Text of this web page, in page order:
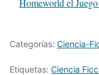
Homeworld el
Categorías: Ciencia-
Etiquetas: Ciencia